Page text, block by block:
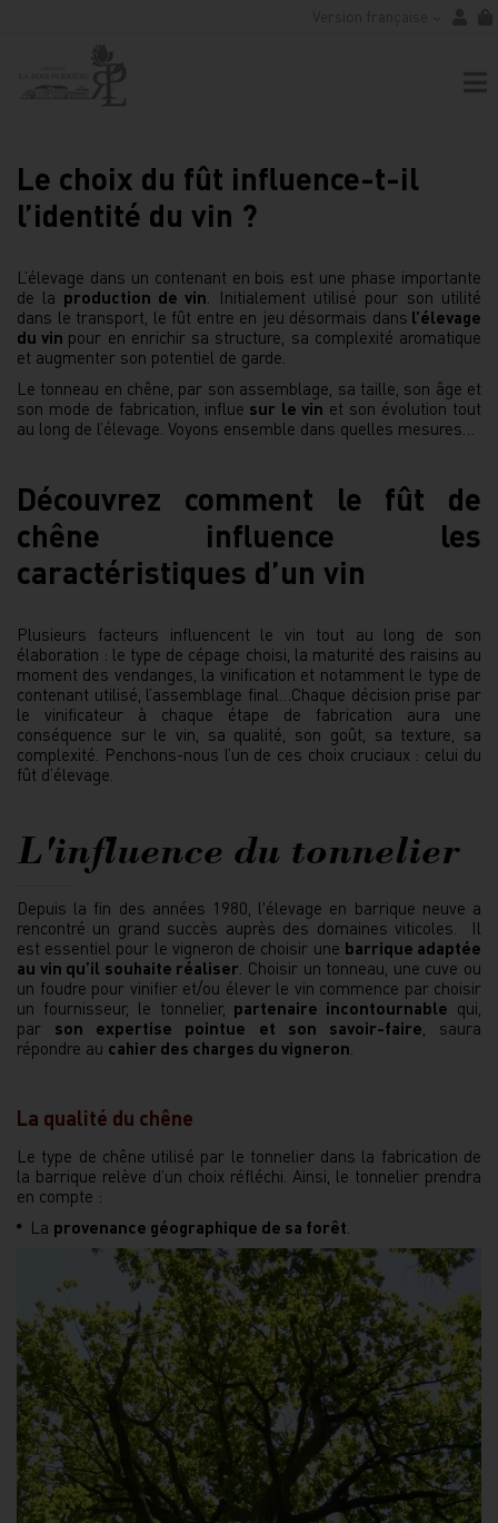
Le choix du fût influence-t-il
l’identité du vin ?
L’élevage dans un contenant en bois est une phase importante
de la production de vin . Initialement utilisé pour son utilité
dans le transport, le fût entre en jeu désormais dans l’élevage
du vin pour en enrichir sa structure, sa complexité aromatique
et augmenter son potentiel de garde.
Le tonneau en chêne, par son assemblage, sa taille, son âge et
son mode de fabrication, influe sur le vin et son évolution tout
au long de l’élevage. Voyons ensemble dans quelles mesures…
Découvrez comment le fût de
chêne influence les
caractéristiques d’un vin
Plusieurs facteurs influencent le vin tout au long de son
élaboration : le type de cépage choisi, la maturité des raisins au
moment des vendanges, la vinification et notamment le type de
contenant utilisé, l’assemblage final…Chaque décision prise par
le vinificateur à chaque étape de fabrication aura une
conséquence sur le vin, sa qualité, son goût, sa texture, sa
complexité. Penchons-nous l’un de ces choix cruciaux : celui du
fût d’élevage.
L'influence du tonnelier
Depuis la fin des années 1980, l'élevage en barrique neuve a
rencontré un grand succès auprès des domaines viticoles. Il
est essentiel pour le vigneron de choisir une barrique adaptée
au vin qu’il souhaite réaliser . Choisir un tonneau, une cuve ou
un foudre pour vinifier et/ou élever le vin commence par choisir
un fournisseur, le tonnelier, partenaire incontournable qui,
par son expertise pointue et son savoir-faire , saura
répondre au cahier des charges du vigneron
La qualité du chêne
Le type de chêne utilisé par le tonnelier dans la fabrication de
la barrique relève d’un choix réfléchi. Ainsi, le tonnelier prendra
en compte :
La provenance géographique de sa forêt